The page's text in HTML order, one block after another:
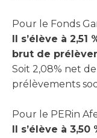
Pour le Fonds
Il s’élève à
brut de
Soit 2,08% net
prélèvements
Pour le PERin
Il s’élève à